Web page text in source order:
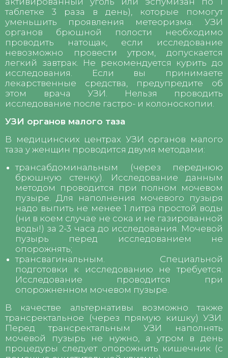
таблетке 3 раза в день), которые помогут
уменьшить проявления метеоризма. УЗИ
органов брюшной полости необходимо
проводить натощак, если исследование
невозможно провести утром, допускается
легкий завтрак. Не рекомендуется курить до
исследования. Если вы принимаете
лекарственные средства, предупредите об
этом врача УЗИ. Нельзя проводить
исследование после гастро- и колоноскопии.
УЗИ органов малого таза
В медицинских центрах УЗИ органов малого
таза у женщин проводится двумя методами:
трансабдоминальным (через переднюю
брюшную стенку). Исследование данным
методом проводится при полном мочевом
пузыре. Для наполнения мочевого пузыря
надо выпить не менее 1 литра простой воды
(ни в коем случае не сока и не газированной
воды!) за 2-3 часа до исследования. Мочевой
пузырь перед исследованием не
опорожнять;
трансвагинальным. Специальной
подготовки к исследованию не требуется.
Исследование проводится при
опорожненном мочевом пузыре.
В качестве альтернативы возможно также
трансректальное (через прямую кишку) УЗИ.
Перед трансректальным УЗИ наполнять
мочевой пузырь не нужно, а утром в день
процедуры следует опорожнить кишечник (с